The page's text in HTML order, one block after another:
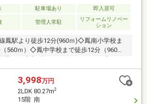
駐車場あり 即入居可
管理人常駐
リフォームリノベー
ション
鳳駅より徒歩12分(960ｍ)◇鳳南小学校ま
560ｍ）◇鳳中学校まで徒歩12分（960
）は夏季休業とさせて頂きます。休業期間
をお掛け致します。休業期間中に頂きまし
わせにつきましては、8月17日（月）午前9
対応いたします。
3,998万円
2LDK 80.27m2
15階 南